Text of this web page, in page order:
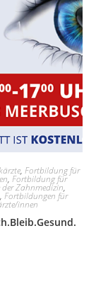
, Fortbildung für
, Fortbildung für
Zahnmedizin,
, Fortbildungen für
innen